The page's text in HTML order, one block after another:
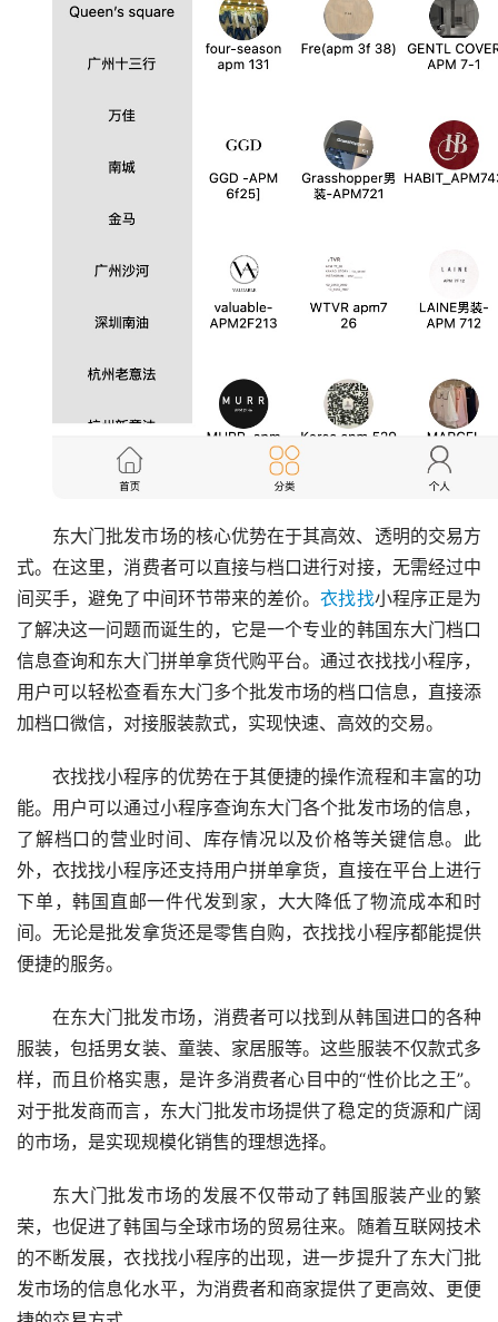
东大门批发市场的核心优势在于其高效、透明的交易方
式。在这里，消费者可以直接与档口进行对接，无需经过中
间买手，避免了中间环节带来的差价。衣找找小程序正是为
了解决这一问题而诞生的，它是一个专业的韩国东大门档口
信息查询和东大门拼单拿货代购平台。通过衣找找小程序，
用户可以轻松查看东大门多个批发市场的档口信息，直接添
加档口微信，对接服装款式，实现快速、高效的交易。
衣找找小程序的优势在于其便捷的操作流程和丰富的功
能。用户可以通过小程序查询东大门各个批发市场的信息，
了解档口的营业时间、库存情况以及价格等关键信息。此
外，衣找找小程序还支持用户拼单拿货，直接在平台上进行
下单，韩国直邮一件代发到家，大大降低了物流成本和时
间。无论是批发拿货还是零售自购，衣找找小程序都能提供
便捷的服务。
在东大门批发市场，消费者可以找到从韩国进口的各种
服装，包括男女装、童装、家居服等。这些服装不仅款式多
样，而且价格实惠，是许多消费者心目中的“性价比之王”。
对于批发商而言，东大门批发市场提供了稳定的货源和广阔
的市场，是实现规模化销售的理想选择。
东大门批发市场的发展不仅带动了韩国服装产业的繁
荣，也促进了韩国与全球市场的贸易往来。随着互联网技术
的不断发展，衣找找小程序的出现，进一步提升了东大门批
发市场的信息化水平，为消费者和商家提供了更高效、更便